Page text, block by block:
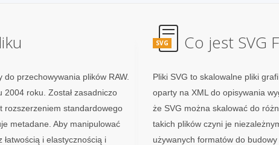
przechowywania plików RAW.
2004 roku. Został zasadniczo
rozszerzeniem standardowego
metadane. Aby manipulować
i elastycznością i
SVG Co jest SVG
Pliki SVG to skalowalne pliki
oparty na XML do opisywania
że SVG można skalować do
takich plików czyni je
używanych formatów do